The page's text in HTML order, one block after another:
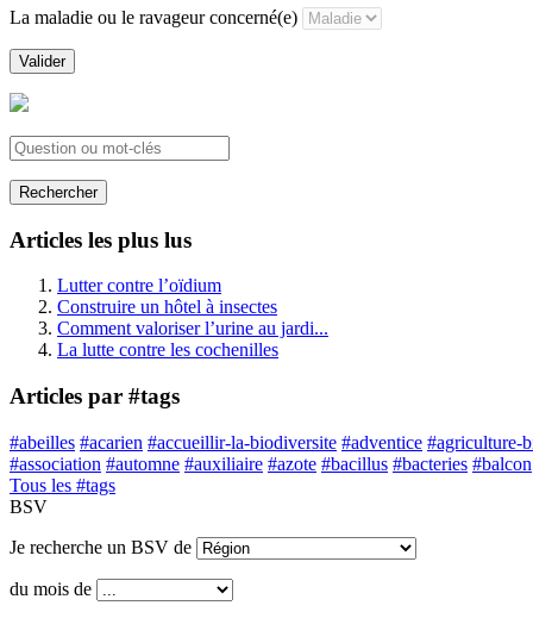
La maladie ou le ravageur concerné(e)
Valider
Rechercher
Articles les plus lus
Lutter contre l’oïdium
Construire un hôtel à insectes
Comment valoriser l’urine au jardi...
La lutte contre les cochenilles
Articles par #tags
#abeilles #acarien #accueillir-la-biodiversite #adventice #agriculture-
#association #automne #auxiliaire #azote #bacillus #bacteries #balcon
Tous les #tags
BSV
Je recherche un BSV de
du mois de